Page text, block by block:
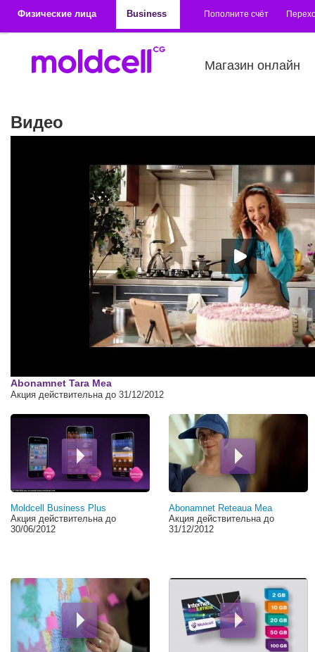
Физические лица
Business Пополните счёт
Магазин онлайн
Видео
Abonamnet Tara Mea
Акция действительна до 31/12/2012
Moldcell Business Plus
Акция действительна до
30/06/2012
Abonamnet Reteaua Mea
Акция действительна до
31/12/2012
Страницы